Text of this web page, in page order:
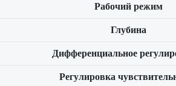
Рабочий режим
Глубина
Дифференциальное
Регулировка